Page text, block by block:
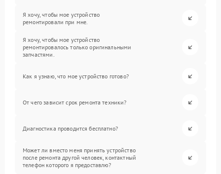
Я хочу, чтобы мое устройство
ремонтировали при мне.
Я хочу, чтобы мое устройство
ремонтировалось только оригинальными
запчастями.
Как я узнаю, что мое устройство готово?
От чего зависит срок ремонта техники?
Диагностика проводится бесплатно?
Может ли вместо меня принять устройство
после ремонта другой человек, контактный
телефон которого я предоставлю?